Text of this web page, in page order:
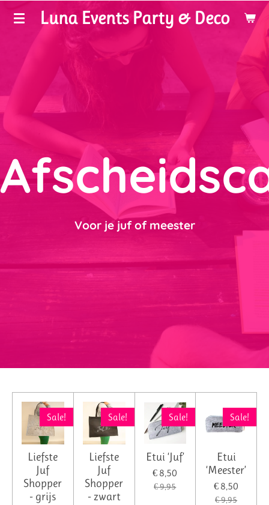
Ga
Luna Events Party & Deco
Voor je juf of meester
Sale!
Liefste
Juf
Shopper
- grijs
Sale!
Liefste
Juf
Shopper
- zwart
Sale!
Etui ‘Juf’
€ 8,50
€ 9,95
Sale!
Etui
‘Meester’
€ 8,50
€ 9,95